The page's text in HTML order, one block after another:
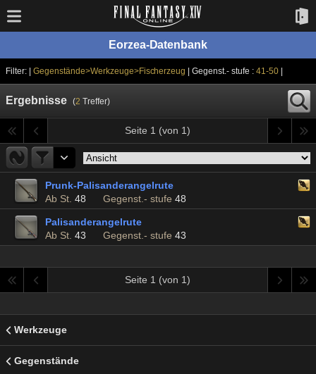
Eorzea-Datenbank
Filter: | Gegenstände>Werkzeuge>Fischerzeug | Gegenst.- stufe :41-50
Ergebnisse (2 Treffer)
Seite 1 (von 1)
Prunk-Palisanderangelrute
Ab St. 48 Gegenst.- stufe 48
Palisanderangelrute
Ab St. 43 Gegenst.- stufe 43
Seite 1 (von 1)
Werkzeuge
Gegenstände